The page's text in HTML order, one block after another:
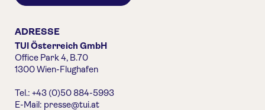
ADRESSE
TUI Österreich GmbH
Office Park 4, B.70
1300 Wien-Flughafen
Tel.: +43 (0)50 884-5993
E-Mail: presse@tui.at